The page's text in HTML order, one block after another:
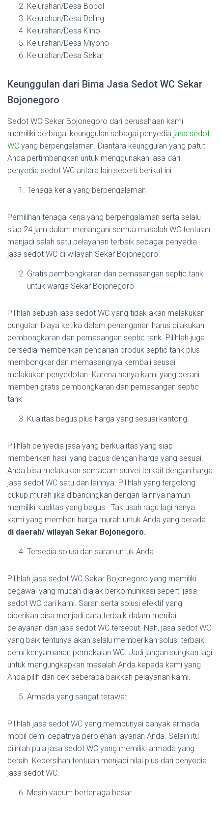
Kelurahan/Desa Bobol
Kelurahan/Desa Deling
Kelurahan/Desa Klino
Kelurahan/Desa Miyono
Kelurahan/Desa Sekar
Keunggulan dari Bima Jasa Sedot WC Sekar
Bojonegoro
Sedot WC Sekar Bojonegoro dari perusahaan kami
memiliki berbagai keunggulan sebagai penyedia jasa sedot
WC yang berpengalaman. Diantara keunggulan yang patut
Anda pertimbangkan untuk menggunakan jasa dari
penyedia sedot WC antara lain seperti berikut ini:
Tenaga kerja yang berpengalaman
Pemilihan tenaga kerja yang berpengalaman serta selalu
siap 24 jam dalam menangani semua masalah WC tentulah
menjadi salah satu pelayanan terbaik sebagai penyedia
jasa sedot WC di wilayah Sekar Bojonegoro.
Gratis pembongkaran dan pemasangan septic tank
untuk warga Sekar Bojonegoro
Pilihlah sebuah jasa sedot WC yang tidak akan melakukan
pungutan biaya ketika dalam penanganan harus dilakukan
pembongkaran dan pemasangan septic tank. Pilihlah juga
bersedia memberikan pencarian produk septic tank plus
membongkar dan memasangnya kembali seusai
melakukan penyedotan. Karena hanya kami yang berani
memberi gratis pembongkaran dan pemasangan septic
tank
Kualitas bagus plus harga yang sesuai kantong
Pilihlah penyedia jasa yang berkualitas yang siap
memberikan hasil yang bagus dengan harga yang sesuai.
Anda bisa melakukan semacam survei terkait dengan harga
jasa sedot WC satu dan lainnya. Pilihlah yang tergolong
cukup murah jika dibandingkan dengan lainnya namun
memiliki kualitas yang bagus. Tak usah ragu lagi hanya
kami yang memberi harga murah untuk Anda yang berada
di daerah/ wilayah Sekar Bojonegoro.
Tersedia solusi dan saran untuk Anda
Pilihlah jasa sedot WC Sekar Bojonegoro yang memiliki
pegawai yang mudah diajak berkomunikasi seperti jasa
sedot WC dari kami. Saran serta solusi efektif yang
diberikan bisa menjadi cara terbaik dalam menilai
pelayanan dari jasa sedot WC tersebut. Nah, jasa sedot WC
yang baik tentunya akan selalu memberikan solusi terbaik
demi kenyamanan pemakaian WC. Jadi jangan sungkan lagi
untuk mengungkapkan masalah Anda kepada kami yang
Anda pilih dan cek seberapa baikkah pelayanan kami.
Armada yang sangat terawat
Pilihlah jasa sedot WC yang mempunyai banyak armada
mobil demi cepatnya perolehan layanan Anda. Selain itu
pilihlah pula jasa sedot WC yang memiliki armada yang
bersih. Kebersihan tentulah menjadi nilai plus dari penyedia
jasa sedot WC.
Mesin vacum bertenaga besar